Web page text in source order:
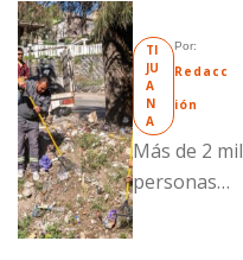
TI
JU
A
N
A
Por:
Redacc
ión
Más de 2 mil
personas